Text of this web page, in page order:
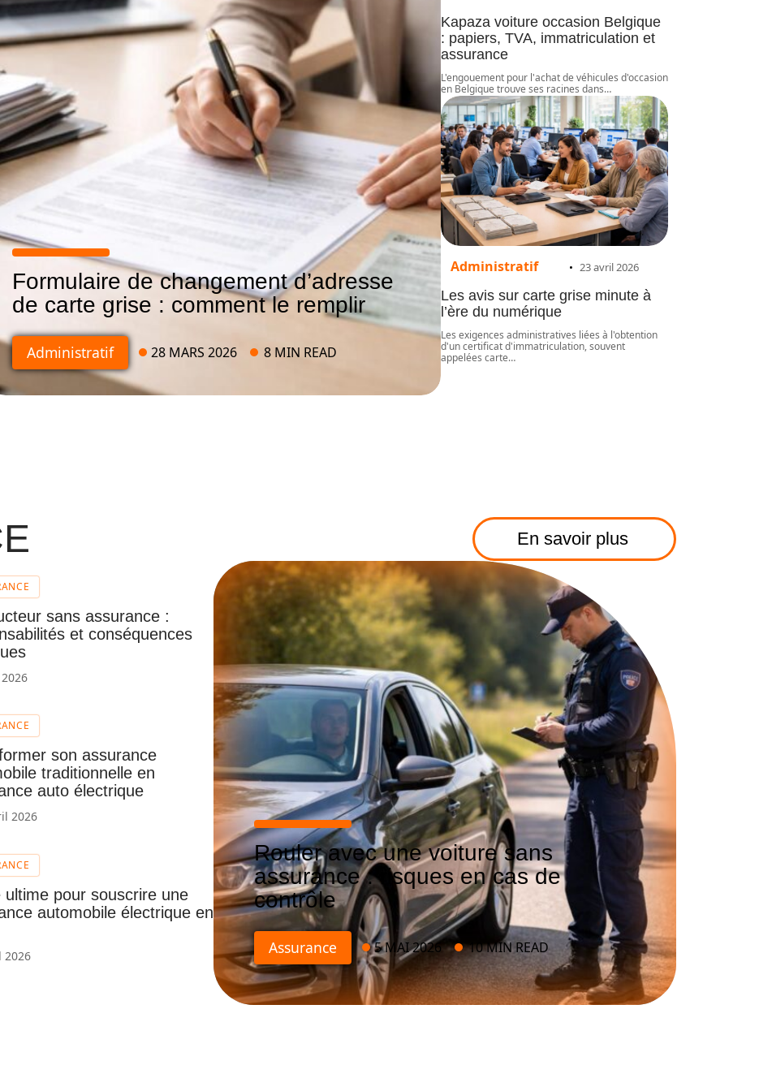
Formulaire de changement d’adresse
de carte grise : comment le remplir
Administratif 28 MARS 2026 8 MIN READ
Kapaza voiture occasion Belgique
: papiers, TVA, immatriculation et
assurance
L'engouement pour l'achat de véhicules d'occasion
en Belgique trouve ses racines dans…
Administratif 23 avril 2026
Les avis sur carte grise minute à
l’ère du numérique
Les exigences administratives liées à l'obtention
d'un certificat d'immatriculation, souvent
appelées carte…
En savoir plus
sans assurance :
et conséquences
son assurance
traditionnelle en
auto électrique
2026
ultime pour souscrire une
automobile électrique en
2026
Rouler avec une voiture sans
assurance : risques en cas de
contrôle
Assurance 5 MAI 2026 10 MIN READ